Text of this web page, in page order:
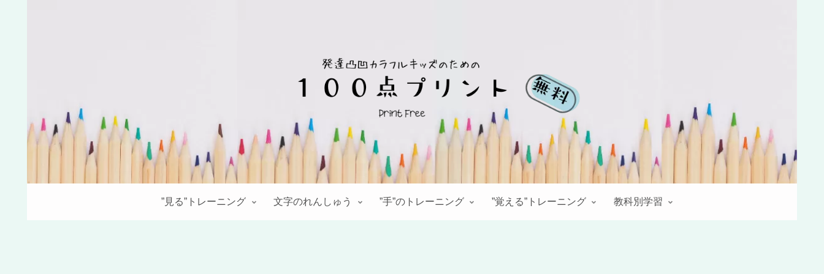
”見る”トレーニング 文字のれんしゅう ”手”のトレーニング ”覚える”トレーニング 教科別学習